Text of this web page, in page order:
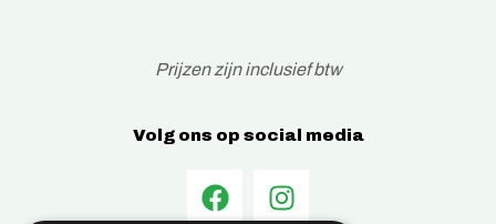
Prijzen zijn inclusief btw
Volg ons op social media